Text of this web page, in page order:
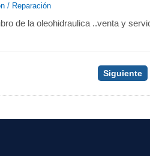
/ Reparación
de la oleohidraulica ..venta y
Siguiente